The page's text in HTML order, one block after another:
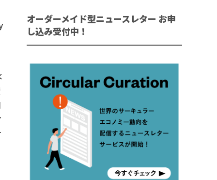
オーダーメイド型ニュースレター お申
し込み受付中！